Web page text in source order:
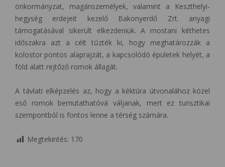
önkormányzat, magánszemélyek, valamint a Keszthelyi-
hegység erdejeit kezelő Bakonyerdő Zrt. anyagi
támogatásával sikerült elkezdeniük. A mostani kéthetes
időszakra azt a célt tűzték ki, hogy meghatározzák a
kolostor pontos alaprajzát, a kapcsolódó épületek helyét, a
föld alatt rejtőző romok állagát.
A távlati elképzelés az, hogy a kéktúra útvonalához közel
eső romok bemutathatóvá váljanak, mert ez turisztikai
szempontból is fontos lenne a térség számára.
Megtekintés: 170